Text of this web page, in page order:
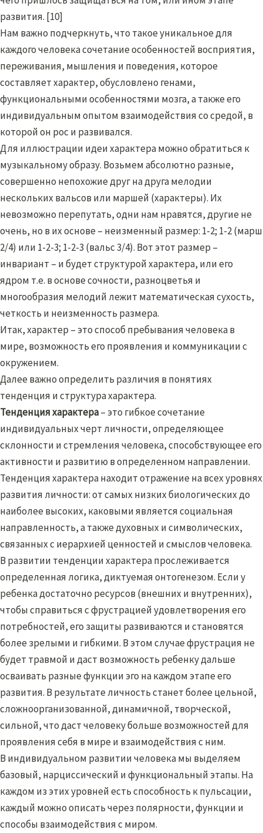
развития. [10]
Нам важно подчеркнуть, что такое уникальное для
каждого человека сочетание особенностей восприятия,
переживания, мышления и поведения, которое
составляет характер, обусловлено генами,
функциональными особенностями мозга, а также его
индивидуальным опытом взаимодействия со средой, в
которой он рос и развивался.
Для иллюстрации идеи характера можно обратиться к
музыкальному образу. Возьмем абсолютно разные,
совершенно непохожие друг на друга мелодии
нескольких вальсов или маршей (характеры). Их
невозможно перепутать, одни нам нравятся, другие не
очень, но в их основе – неизменный размер: 1-2; 1-2 (марш
2/4) или 1-2-3; 1-2-3 (вальс 3/4). Вот этот размер –
инвариант – и будет структурой характера, или его
ядром т.е. в основе сочности, разноцветья и
многообразия мелодий лежит математическая сухость,
четкость и неизменность размера.
Итак, характер – это способ пребывания человека в
мире, возможность его проявления и коммуникации с
окружением.
Далее важно определить различия в понятиях
тенденция и структура характера.
Тенденция характера– это гибкое сочетание
индивидуальных черт личности, определяющее
склонности и стремления человека, способствующее его
активности и развитию в определенном направлении.
Тенденция характера находит отражение на всех уровнях
развития личности: от самых низких биологических до
наиболее высоких, каковыми является социальная
направленность, а также духовных и символических,
связанных с иерархией ценностей и смыслов человека.
В развитии тенденции характера прослеживается
определенная логика, диктуемая онтогенезом. Если у
ребенка достаточно ресурсов (внешних и внутренних),
чтобы справиться с фрустрацией удовлетворения его
потребностей, его защиты развиваются и становятся
более зрелыми и гибкими. В этом случае фрустрация не
будет травмой и даст возможность ребенку дальше
осваивать разные функции эго на каждом этапе его
развития. В результате личность станет более цельной,
сложноорганизованной, динамичной, творческой,
сильной, что даст человеку больше возможностей для
проявления себя в мире и взаимодействия с ним.
В индивидуальном развитии человека мы выделяем
базовый, нарциссический и функциональный этапы. На
каждом из этих уровней есть способность к пульсации,
каждый можно описать через полярности, функции и
способы взаимодействия с миром.